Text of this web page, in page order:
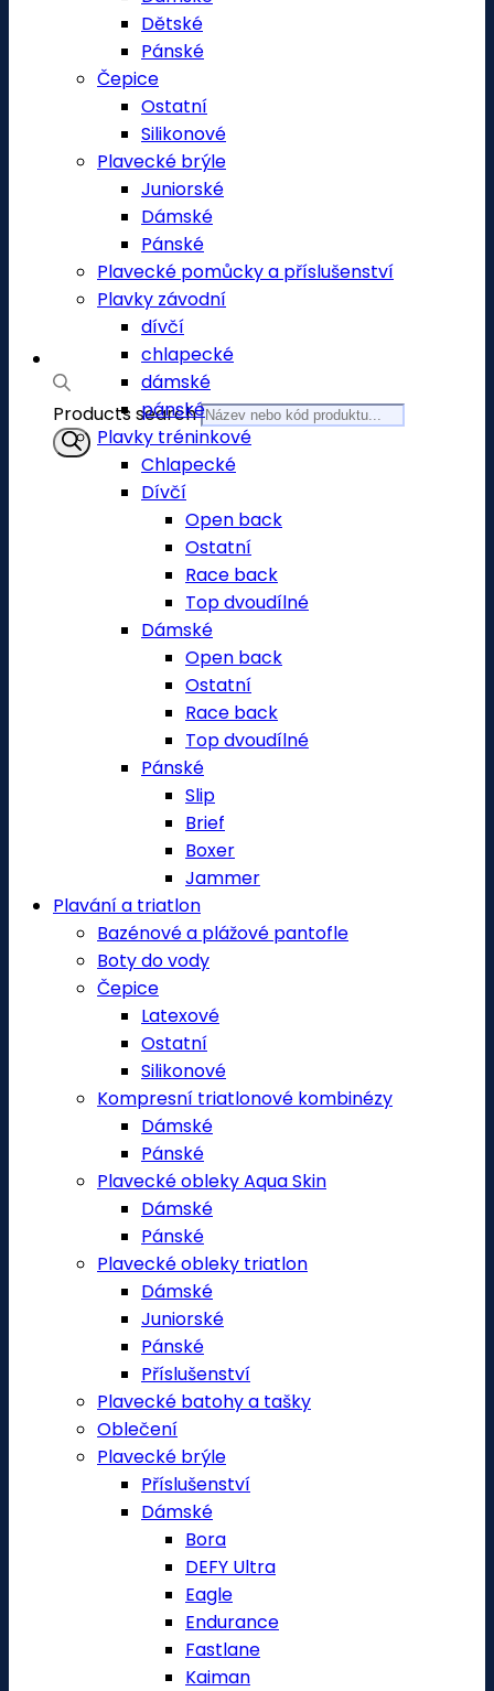
Products search
Dětské
Pánské
Čepice
Ostatní
Silikonové
Plavecké brýle
Juniorské
Dámské
Pánské
Plavecké pomůcky a příslušenství
Plavky závodní
dívčí
chlapecké
dámské
pánské
Plavky tréninkové
Chlapecké
Dívčí
Open back
Ostatní
Race back
Top dvoudílné
Dámské
Open back
Ostatní
Race back
Top dvoudílné
Pánské
Slip
Brief
Boxer
Jammer
Plavání a triatlon
Bazénové a plážové pantofle
Boty do vody
Čepice
Latexové
Ostatní
Silikonové
Kompresní triatlonové kombinézy
Dámské
Pánské
Plavecké obleky Aqua Skin
Dámské
Pánské
Plavecké obleky triatlon
Dámské
Juniorské
Pánské
Příslušenství
Plavecké batohy a tašky
Oblečení
Plavecké brýle
Příslušenství
Dámské
Bora
DEFY Ultra
Eagle
Endurance
Fastlane
Kaiman